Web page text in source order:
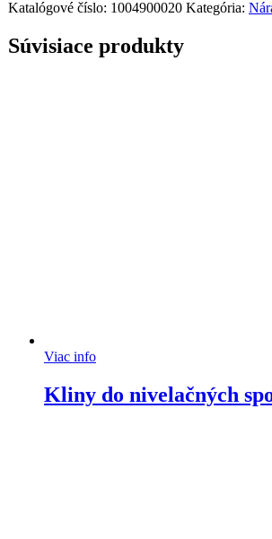
Katalógové číslo: 1004900020 Kategória:
Súvisiace produkty
Viac info
Kliny do nivelačných